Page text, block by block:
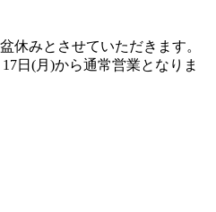
休みとさせていただきます。
日(月)から通常営業となりま